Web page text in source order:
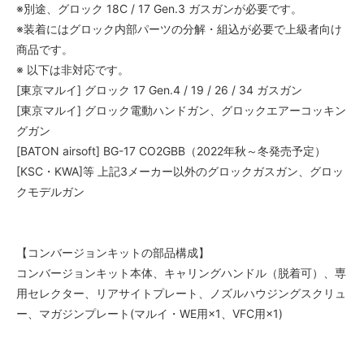
※別途、グロック 18C / 17 Gen.3 ガスガンが必要です。
※装着にはグロック内部パーツの分解・組込が必要で上級者向け
商品です。
※ 以下は非対応です。
[東京マルイ] グロック 17 Gen.4 / 19 / 26 / 34 ガスガン
[東京マルイ] グロック電動ハンドガン、グロックエアーコッキン
グガン
[BATON airsoft] BG-17 CO2GBB（2022年秋～冬発売予定）
[KSC・KWA]等 上記3メーカー以外のグロックガスガン、グロッ
クモデルガン
【コンバージョンキットの部品構成】
コンバージョンキット本体、キャリングハンドル（脱着可）、専
用セレクター、リアサイトプレート、ノズルハウジングスクリュ
ー、マガジンプレート(マルイ・WE用×1、VFC用×1)